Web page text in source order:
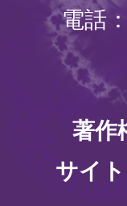
電話
著作
サイ